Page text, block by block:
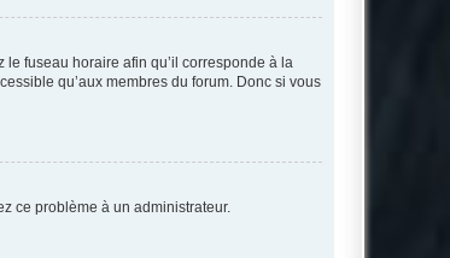
le fuseau horaire afin qu’il corresponde à la
qu’aux membres du forum. Donc si vous
ce problème à un administrateur.